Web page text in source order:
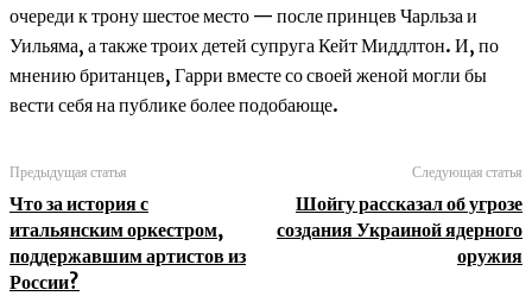
очереди к трону шестое место — после принцев Чарльза и
Уильяма, а также троих детей супруга Кейт Миддлтон. И, по
мнению британцев, Гарри вместе со своей женой могли бы
вести себя на публике более подобающе.
Предыдущая статья
Что за история с
итальянским оркестром,
поддержавшим артистов из
России?
Следующая статья
Шойгу рассказал об угрозе
создания Украиной ядерного
оружия